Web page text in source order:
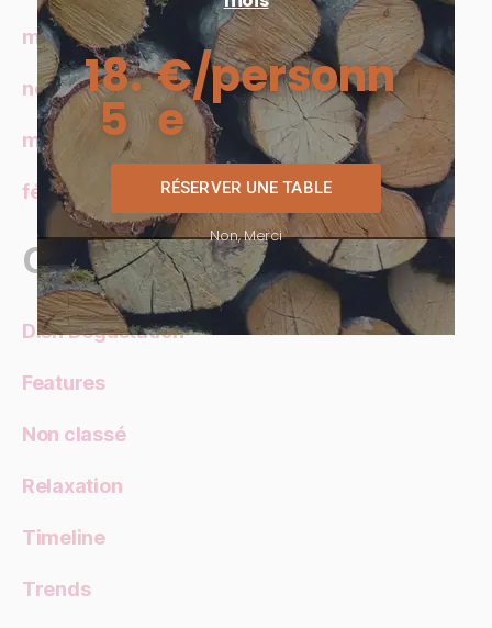
mars 2022
novembre 2016
mars 2016
février 2016
Catégories
Dish Degustation
Features
Non classé
Relaxation
Timeline
Trends
18.
5
€/personn
e
RÉSERVER UNE TABLE
Non, Merci